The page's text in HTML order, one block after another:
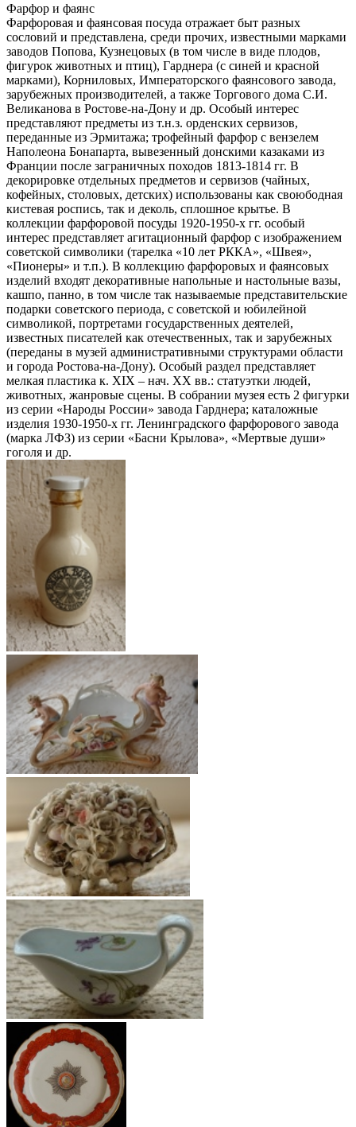
Фарфор и фаянс
Фарфоровая и фаянсовая посуда отражает быт разных
сословий и представлена, среди прочих, известными марками
заводов Попова, Кузнецовых (в том числе в виде плодов,
фигурок животных и птиц), Гарднера (с синей и красной
марками), Корниловых, Императорского фаянсового завода,
зарубежных производителей, а также Торгового дома С.И.
Великанова в Ростове-на-Дону и др. Особый интерес
представляют предметы из т.н.з. орденских сервизов,
переданные из Эрмитажа; трофейный фарфор с вензелем
Наполеона Бонапарта, вывезенный донскими казаками из
Франции после заграничных походов 1813-1814 гг. В
декорировке отдельных предметов и сервизов (чайных,
кофейных, столовых, детских) использованы как своюбодная
кистевая роспись, так и деколь, сплошное крытье. В
коллекции фарфоровой посуды 1920-1950-х гг. особый
интерес представляет агитационный фарфор с изображением
советской символики (тарелка «10 лет РККА», «Швея»,
«Пионеры» и т.п.). В коллекцию фарфоровых и фаянсовых
изделий входят декоративные напольные и настольные вазы,
кашпо, панно, в том числе так называемые представительские
подарки советского периода, с советской и юбилейной
символикой, портретами государственных деятелей,
известных писателей как отечественных, так и зарубежных
(переданы в музей административными структурами области
и города Ростова-на-Дону). Особый раздел представляет
мелкая пластика к. XIX – нач. XX вв.: статуэтки людей,
животных, жанровые сцены. В собрании музея есть 2 фигурки
из серии «Народы России» завода Гарднера; каталожные
изделия 1930-1950-х гг. Ленинградского фарфорового завода
(марка ЛФЗ) из серии «Басни Крылова», «Мертвые души»
гоголя и др.